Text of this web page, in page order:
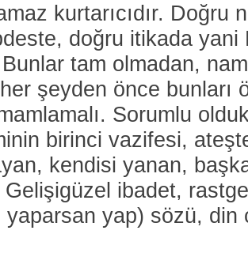
kurtarıcıdır. Doğru
doğru itikada yani
Bunlar tam olmadan,
şeyden önce bunları
Sorumlu
birinci vazifesi,
kendisi yanan,
Gelişigüzel ibadet,
yaparsan yap) sözü,